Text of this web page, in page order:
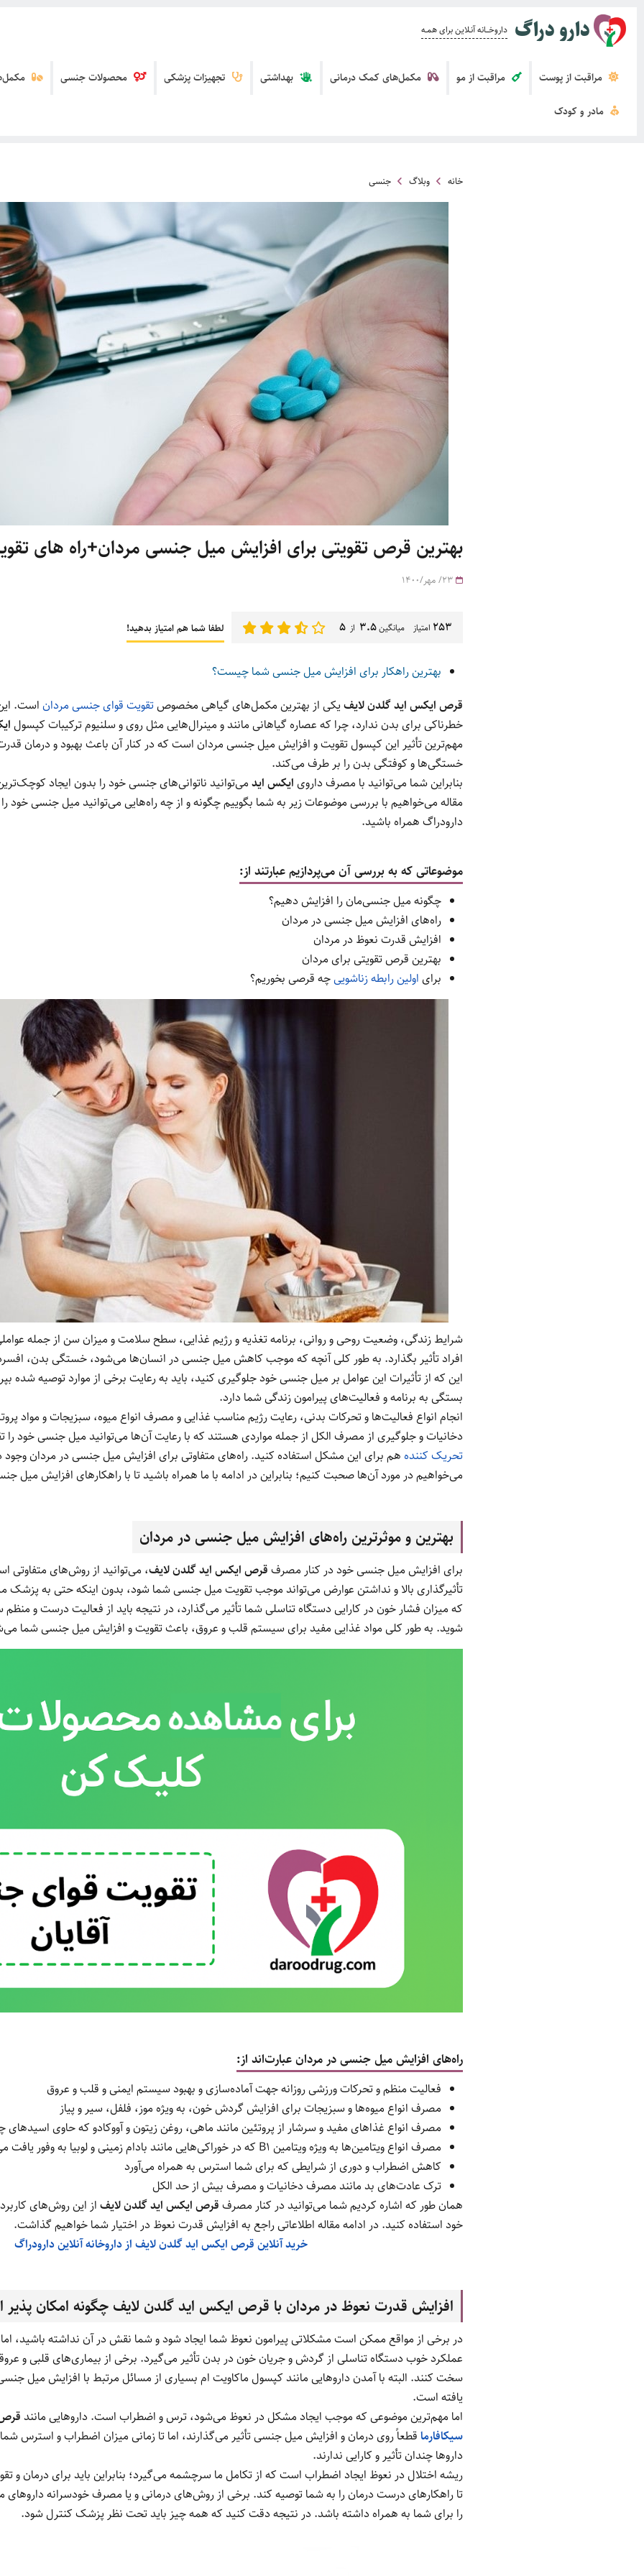
دارو دراگ داروخــــانه آنــلاین برای همــه
مراقبت از پوست مراقبت از مو مکمل‌های کمک درمانی بهداشتی تجهیزات پزشکی محصولات جنسی
مادر و کودک
خانه وبلاگ جنسی
بهترین قرص تقویتی برای افزایش میل جنسی مردان+راه های
253 امتیاز میانگین3.5 از 5 لطفا شما هم امتیاز بدهید!
بهترین راهکار برای افزایش میل جنسی شما چیست؟
قرص ایکس اید گلدن لایف یکی از بهترین مکمل‌های گیاهی مخصوصتقویت قوای جنسی مردان است.
خطرناکی برای بدن ندارد، چرا که عصاره گیاهانی مانند و مینرال‌هایی مثل روی و سلنیوم ترکیبات کپسول
مهم‌ترین تأثیر این کپسول تقویت و افزایش میل جنسی مردان است که در کنار آن باعث بهبود و درمان
خستگی‌ها و کوفتگی بدن را بر طرف می‌کند.
بنابراین شما می‌توانید با مصرف داروی ایکس اید می‌توانید ناتوانی‌های جنسی خود را بدون ایجاد
مقاله می‌خواهیم با بررسی موضوعات زیر به شما بگوییم چگونه و از چه راه‌هایی می‌توانید میل جنسی خود را
دارودراگ همراه باشید.
موضوعاتی که به بررسی آن می‌پردازیم عبارتند از:
چگونه میل جنسی‌مان را افزایش دهیم؟
راه‌های افزایش میل جنسی در مردان
افزایش قدرت نعوظ در مردان
بهترین قرص تقویتی برای مردان
برای اولین رابطه زناشوییچه قرصی بخوریم؟
شرایط زندگی، وضعیت روحی و روانی، برنامه تغذیه و رژیم غذایی، سطح سلامت و میزان سن از جمله
افراد تأثیر بگذارد. به طور کلی آنچه که موجب کاهش میل جنسی در انسان‌ها می‌شود، خستگی بدن،
این که از تأثیرات این عوامل بر میل جنسی خود جلوگیری کنید، باید به رعایت برخی از موارد توصیه شده
بستگی به برنامه و فعالیت‌های پیرامون زندگی شما دارد.
انجام انواع فعالیت‌ها و تحرکات بدنی، رعایت رژیم مناسب غذایی و مصرف انواع میوه، سبزیجات و مواد
دخانیات و جلوگیری از مصرف الکل از جمله مواردی هستند که با رعایت آن‌ها می‌توانید میل جنسی خود را
تحریک کننده هم برای این مشکل استفاده کنید. راه‌های متفاوتی برای افزایش میل جنسی در مردان وجود
می‌خواهیم در مورد آن‌ها صحبت کنیم؛ بنابراین در ادامه با ما همراه باشید تا با راهکارهای افزایش میل
بهترین و موثرترین راه‌های افزایش میل جنسی در مردان
برای افزایش میل جنسی خود در کنار مصرف قرص ایکس اید گلدن لایف، می‌توانید از روش‌های متفاوتی
تأثیرگذاری بالا و نداشتن عوارض می‌تواند موجب تقویت میل جنسی شما شود، بدون اینکه حتی به پزشک
که میزان فشار خون در کارایی دستگاه تناسلی شما تأثیر می‌گذارد، در نتیجه باید از فعالیت درست و
شوید. به طور کلی مواد غذایی مفید برای سیستم قلب و عروق، باعث تقویت و افزایش میل جنسی شما
راه‌های افزایش میل جنسی در مردان عبارت‌اند از:
فعالیت منظم و تحرکات ورزشی روزانه جهت آماده‌سازی و بهبود سیستم ایمنی و قلب و عروق
مصرف انواع میوه‌ها و سبزیجات برای افزایش گردش خون، به ویژه موز، فلفل، سیر و پیاز
مصرف انواع غذاهای مفید و سرشار از پروتئین مانند ماهی، روغن زیتون و آووکادو که حاوی اسیدهای چرب
مصرف انواع ویتامین‌ها به ویژه ویتامین B1 که در خوراکی‌هایی مانند بادام زمینی و لوبیا به وفور یافت می‌شود
کاهش اضطراب و دوری از شرایطی که برای شما استرس به همراه می‌آورد
ترک عادت‌های بد مانند مصرف دخانیات و مصرف بیش از حد الکل
همان طور که اشاره کردیم شما می‌توانید در کنار مصرف قرص ایکس اید گلدن لایف از این روش‌های
خود استفاده کنید. در ادامه مقاله اطلاعاتی راجع به افزایش قدرت نعوظ در اختیار شما خواهیم گذاشت.
خرید آنلاین قرص ایکس اید گلدن لایف از داروخانه آنلاین دارودراگ
افزایش قدرت نعوظ در مردان با قرص ایکس اید گلدن لایف چگونه امکان
در برخی از مواقع ممکن است مشکلاتی پیرامون نعوظ شما ایجاد شود و شما نقش در آن نداشته باشید،
عملکرد خوب دستگاه تناسلی از گردش و جریان خون در بدن تأثیر می‌گیرد. برخی از بیماری‌های قلبی و
سخت کنند. البته با آمدن داروهایی مانند کپسول ماکاویت ام بسیاری از مسائل مرتبط با افزایش میل
یافته است.
اما مهم‌ترین موضوعی که موجب ایجاد مشکل در نعوظ می‌شود، ترس و اضطراب است. داروهایی مانند
سیکافارما قطعاً روی درمان و افزایش میل جنسی تأثیر می‌گذارند، اما تا زمانی میزان اضطراب و استرس
داروها چندان تأثیر و کارایی ندارند.
ریشه اختلال در نعوظ ایجاد اضطراب است که از تکامل ما سرچشمه می‌گیرد؛ بنابراین باید برای درمان و
تا راهکارهای درست درمان را به شما توصیه کند. برخی از روش‌های درمانی و یا مصرف خودسرانه
را برای شما به همراه داشته باشد. در نتیجه دقت کنید که همه چیز باید تحت نظر پزشک کنترل شود.